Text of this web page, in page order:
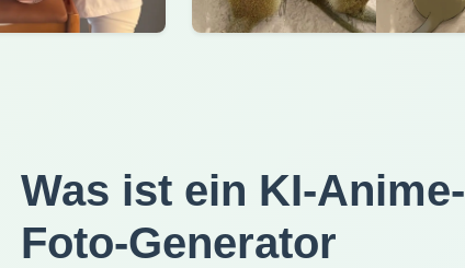
Was ist ein KI-Anime-
Foto-Generator